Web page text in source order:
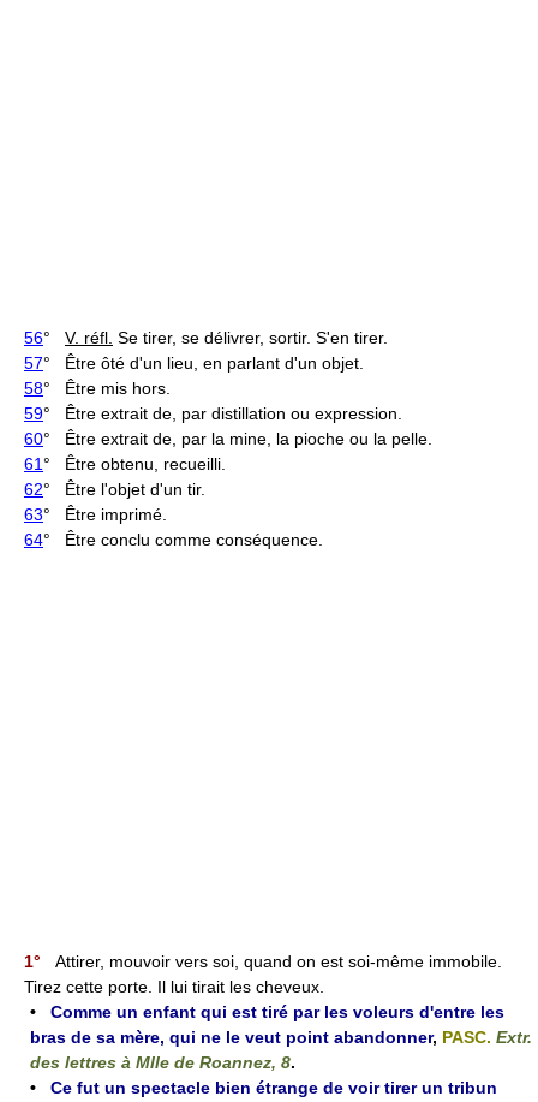
56° V. réfl. Se tirer, se délivrer, sortir. S'en tirer.
57° Être ôté d'un lieu, en parlant d'un objet.
58° Être mis hors.
59° Être extrait de, par distillation ou expression.
60° Être extrait de, par la mine, la pioche ou la pelle.
61 ° Être obtenu, recueilli.
62° Être l'objet d'un tir.
63° Être imprimé.
64° Être conclu comme conséquence.
1° Attirer, mouvoir vers soi, quand on est soi-même immobile.
Tirez cette porte. Il lui tirait les cheveux.
• Comme un enfant qui est tiré par les voleurs d'entre les
bras de sa mère, qui ne le veut point abandonner, PASC. Extr.
des lettres à Mlle de Roannez, 8.
• Ce fut un spectacle bien étrange de voir tirer un tribun